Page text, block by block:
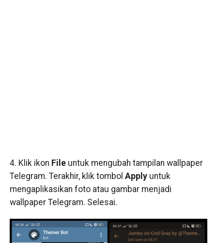
4. Klik ikon Fileuntuk mengubah tampilan wallpaper
Telegram. Terakhir, klik tombol Applyuntuk
mengaplikasikan foto atau gambar menjadi
wallpaper Telegram. Selesai.